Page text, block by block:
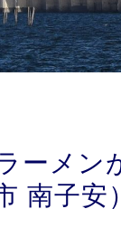
ーメ
南子安）